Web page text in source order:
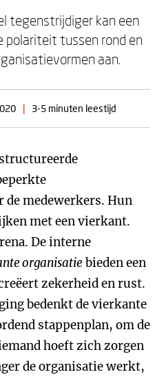
tegenstrijdiger kan een
polariteit tussen rond en
aan.
| 3-5 minuten leestijd
medewerkers. Hun
met een vierkant.
De interne
organisatie bieden een
zekerheid en rust.
bedenkt de vierkante
stappenplan, om de
hoeft zich zorgen
de organisatie werkt,